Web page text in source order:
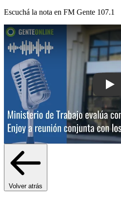
Escuchá la nota en FM Gente 107.1
Volver atrás